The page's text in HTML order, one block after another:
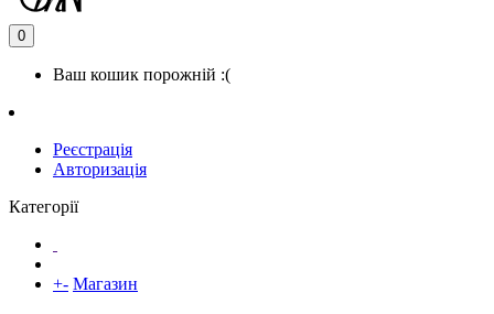
0
Ваш кошик порожній :(
Реєстрація
Авторизація
Категорії
+- Магазин